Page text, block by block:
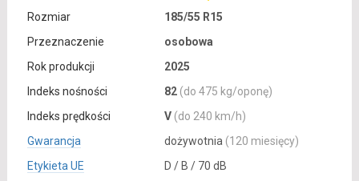
Rozmiar
185/55 R15
Przeznaczenie
osobowa
Rok produkcji
2025
Indeks nośności
82 (do 475 kg/oponę)
Indeks prędkości
V (do 240 km/h)
Gwarancja
dożywotnia (120 miesięcy)
Etykieta UE
D / B / 70 dB